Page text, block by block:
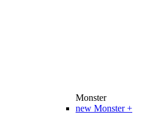
Monster
new Monster +